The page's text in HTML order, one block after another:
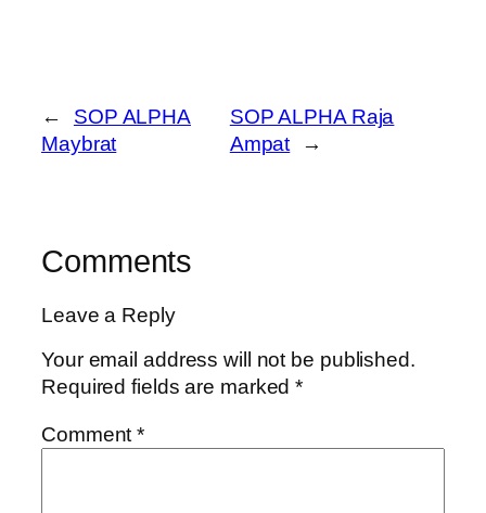
←
SOP ALPHA
Maybrat
SOP ALPHA Raja
Ampat
→
Comments
Leave a Reply
Your email address will not be published.
Required fields are marked*
Comment*